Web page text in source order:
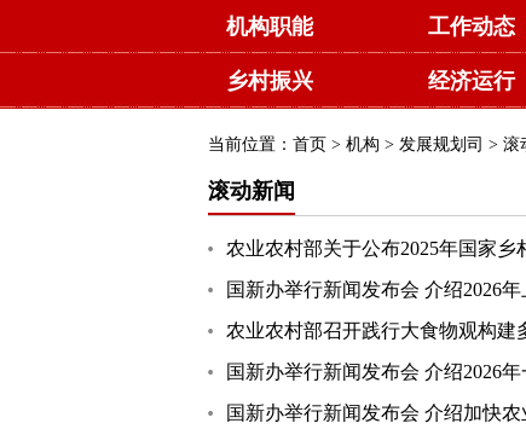
机构职能 工作动态
乡村振兴 经济运行
当前位置： 首页 > 机构 > 发展规划司 > 滚
滚动新闻
农业农村部关于公布2025年国家
国新办举行新闻发布会 介绍2026
农业农村部召开践行大食物观构建
国新办举行新闻发布会 介绍2026
国新办举行新闻发布会 介绍加快